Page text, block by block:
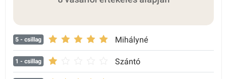
5 - csillag Mihályné
1 - csillag Szántó